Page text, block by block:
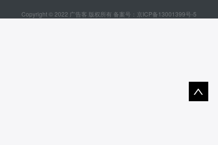
Copyright © 2022 广告客 版权所有 备案号： 京ICP备13001399号-5